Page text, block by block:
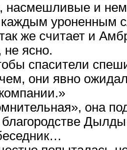
и
каждым уроненным
же считает и
не ясно.
спасители
они явно
она